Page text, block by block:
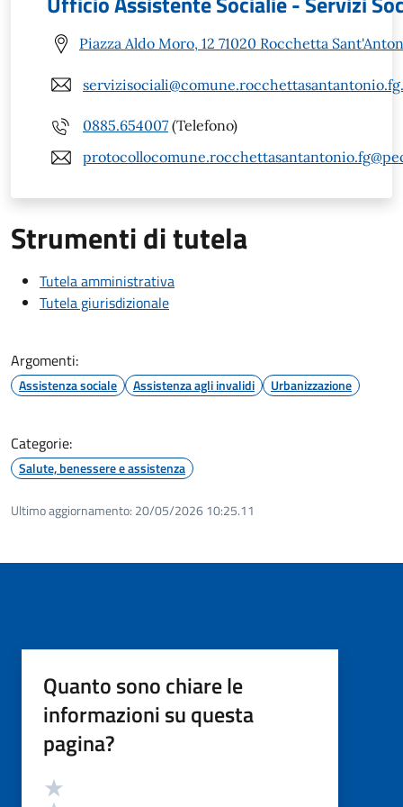
Piazza Aldo Moro, 12 71020 Rocchetta
0885.654007 (Telefono)
Strumenti di tutela
Tutela amministrativa
Tutela giurisdizionale
Argomenti:
Assistenza sociale Assistenza agli invalidi Urbanizzazione
Categorie:
Salute, benessere e assistenza
Ultimo aggiornamento: 20/05/2026 10:25.11
Quanto sono chiare le
informazioni su questa
pagina?
Valutazione